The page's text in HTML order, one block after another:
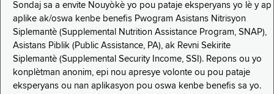
Sondaj sa a envite Nouyòkè yo pou pataje eksperyans yo lè y ap
aplike ak/oswa kenbe benefis Pwogram Asistans Nitrisyon
Siplemantè (Supplemental Nutrition Assistance Program, SNAP),
Asistans Piblik (Public Assistance, PA), ak Revni Sekirite
Siplemantè (Supplemental Security Income, SSI). Repons ou yo
konplètman anonim, epi nou apresye volonte ou pou pataje
eksperyans ou nan aplikasyon pou oswa kenbe benefis sa yo.